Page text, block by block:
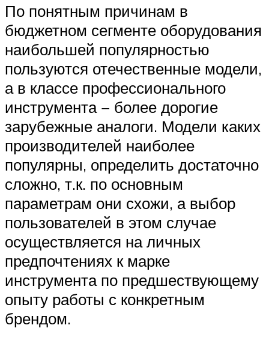
По понятным причинам в
бюджетном сегменте оборудования
наибольшей популярностью
пользуются отечественные модели,
а в классе профессионального
инструмента − более дорогие
зарубежные аналоги. Модели каких
производителей наиболее
популярны, определить достаточно
сложно, т.к. по основным
параметрам они схожи, а выбор
пользователей в этом случае
осуществляется на личных
предпочтениях к марке
инструмента по предшествующему
опыту работы с конкретным
брендом.